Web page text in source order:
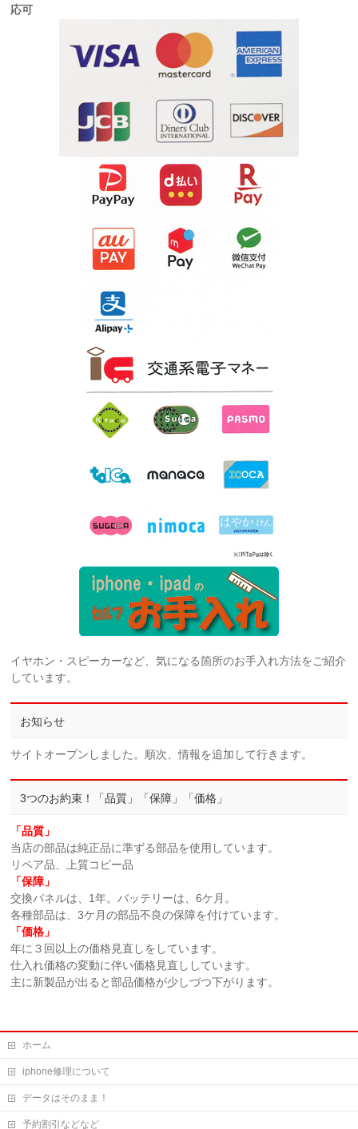
応可
イヤホン・スピーカーなど、気になる箇所のお手入れ方法をご紹介
しています。
お知らせ
サイトオープンしました。順次、情報を追加して行きます。
3つのお約束！「品質」「保障」「価格」
「品質」
当店の部品は純正品に準ずる部品を使用しています。
リペア品、上質コピー品
「保障」
交換パネルは、1年。バッテリーは、6ケ月。
各種部品は、3ケ月の部品不良の保障を付けています。
「価格」
年に３回以上の価格見直しをしています。
仕入れ価格の変動に伴い価格見直ししています。
主に新製品が出ると部品価格が少しづつ下がります。
ホーム
iphone修理について
データはそのまま！
予約割引などなど